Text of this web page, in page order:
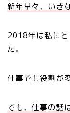
新年早々、いき
2018年は私にと
た。
仕事でも役割が
でも、仕事の話